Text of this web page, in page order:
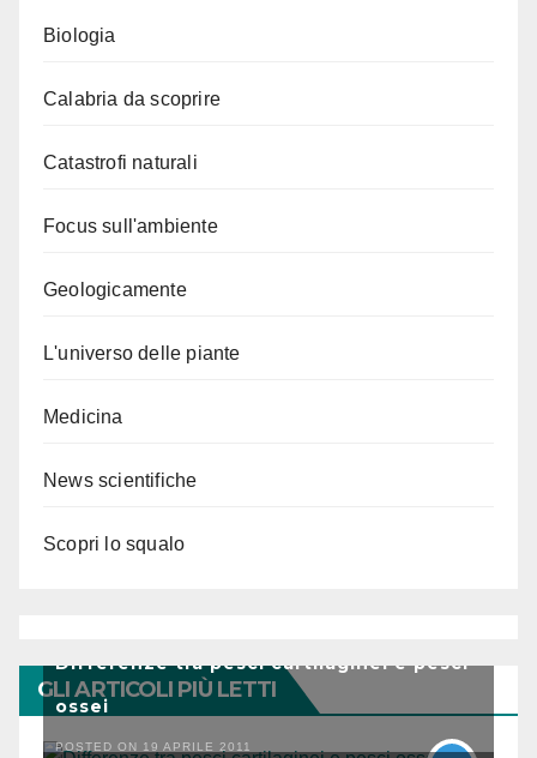
Biologia
Calabria da scoprire
Catastrofi naturali
Focus sull'ambiente
Geologicamente
L'universo delle piante
Medicina
News scientifiche
Scopri lo squalo
GLI ARTICOLI PIÙ LETTI
Differenze tra pesci cartilaginei e pesci
ossei
POSTED ON 19 APRILE 2011